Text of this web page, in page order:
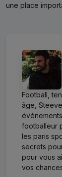
une place
Football,
âge,
footballeur
les paris
secrets
pour vous
vos